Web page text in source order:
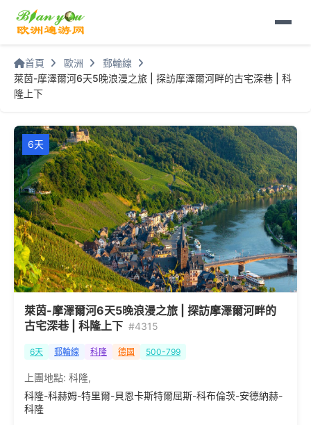
首頁 歐洲
郵輪線
萊茵-摩澤爾河6天5晚浪漫之旅 | 探訪摩澤爾河畔的古宅深巷 | 科
隆上下
6天
萊茵-摩澤爾河6天5晚浪漫之旅 | 探訪摩澤爾河畔的
古宅深巷 | 科隆上下 #4315
6天 郵輪線 科隆 德國 500-799
上團地點: 科隆,
科隆-科赫姆-特里爾-貝恩卡斯特爾屈斯-科布倫茨-安德納赫-
科隆